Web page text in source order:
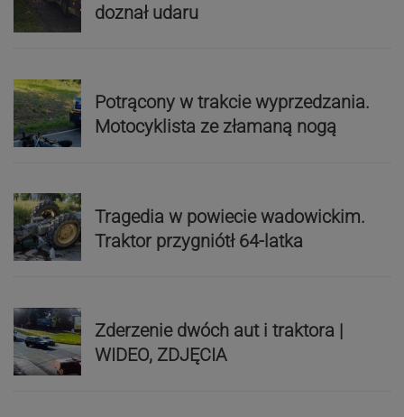
doznał udaru
Potrącony w trakcie wyprzedzania.
Motocyklista ze złamaną nogą
Tragedia w powiecie wadowickim.
Traktor przygniótł 64-latka
Zderzenie dwóch aut i traktora |
WIDEO, ZDJĘCIA